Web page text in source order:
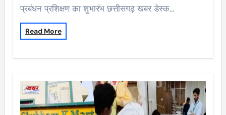
प्रबंधन प्रशिक्षण का शुभारंभ छत्तीसगढ़ खबर डेस्क…
Read More